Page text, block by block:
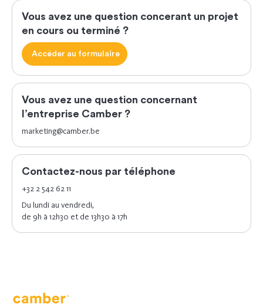
Vous avez une question concerant un projet
en cours ou terminé ?
Accéder au formulaire
Vous avez une question concernant
l’entreprise Camber ?
marketing@camber.be
Contactez-nous par téléphone
+32 2 542 62 11
Du lundi au vendredi,
de 9h à 12h30 et de 13h30 à 17h
Camber